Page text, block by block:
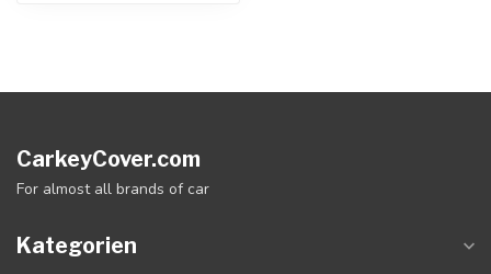
CarkeyCover.com
For almost all brands of car
Kategorien